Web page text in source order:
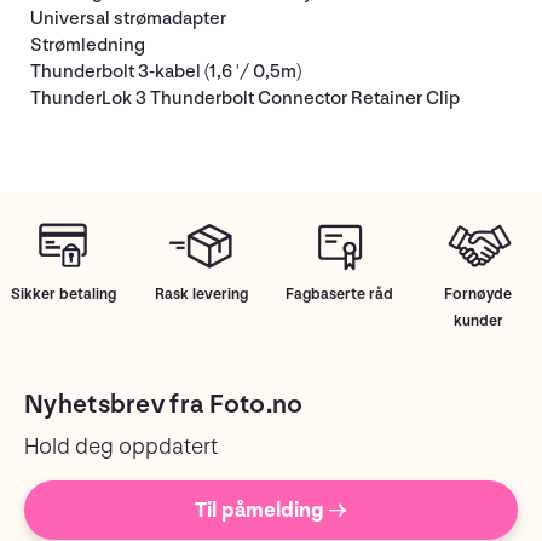
Universal strømadapter
Strømledning
Thunderbolt 3-kabel (1,6 '/ 0,5m)
ThunderLok 3 Thunderbolt Connector Retainer Clip
Sikker betaling Rask levering Fagbaserte råd
Fornøyde
kunder
Nyhetsbrev fra Foto.no
Hold deg oppdatert
Til påmelding →